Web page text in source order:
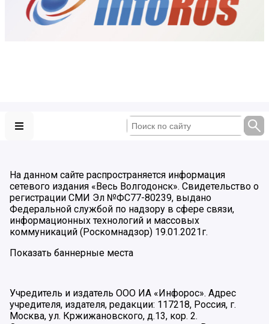
На данном сайте распространяется информация
сетевого издания «Весь Волгодонск». Свидетельство о
регистрации СМИ Эл №ФС77-80239, выдано
Федеральной службой по надзору в сфере связи,
информационных технологий и массовых
коммуникаций (Роскомнадзор) 19.01.2021г.
Показать баннерные места
Учредитель и издатель ООО ИА «Инфорос». Адрес
учредителя, издателя, редакции: 117218, Россия, г.
Москва, ул. Кржижановского, д.13, кор. 2.